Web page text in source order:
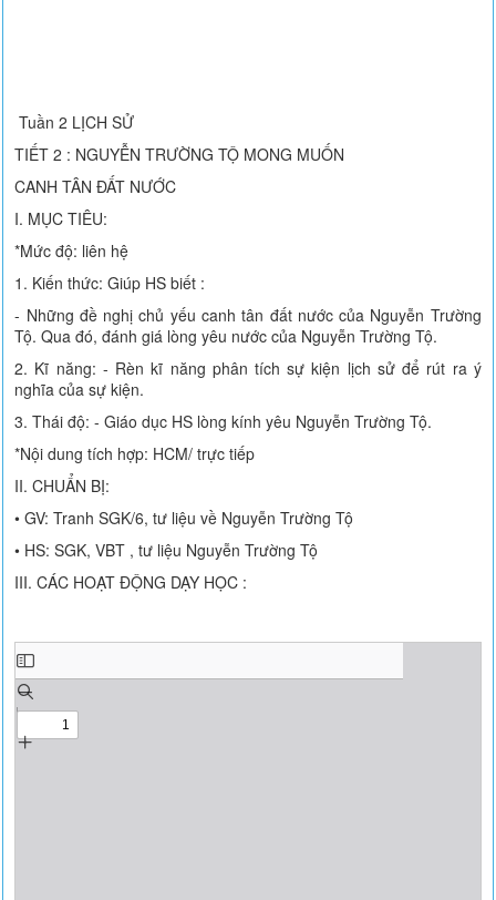
Tuần 2 LỊCH SỬ
TIẾT 2 : NGUYỄN TRƯỜNG TỘ MONG MUỐN
CANH TÂN ĐẤT NƯỚC
I. MỤC TIÊU:
*Mức độ: liên hệ
1. Kiến thức: Giúp HS biết :
- Những đề nghị chủ yếu canh tân đất nước của Nguyễn Trường
Tộ. Qua đó, đánh giá lòng yêu nước của Nguyễn Trường Tộ.
2. Kĩ năng: - Rèn kĩ năng phân tích sự kiện lịch sử để rút ra ý
nghĩa của sự kiện.
3. Thái độ: - Giáo dục HS lòng kính yêu Nguyễn Trường Tộ.
*Nội dung tích hợp: HCM/ trực tiếp
II. CHUẨN BỊ:
• GV: Tranh SGK/6, tư liệu về Nguyễn Trường Tộ
• HS: SGK, VBT , tư liệu Nguyễn Trường Tộ
III. CÁC HOẠT ĐỘNG DẠY HỌC :